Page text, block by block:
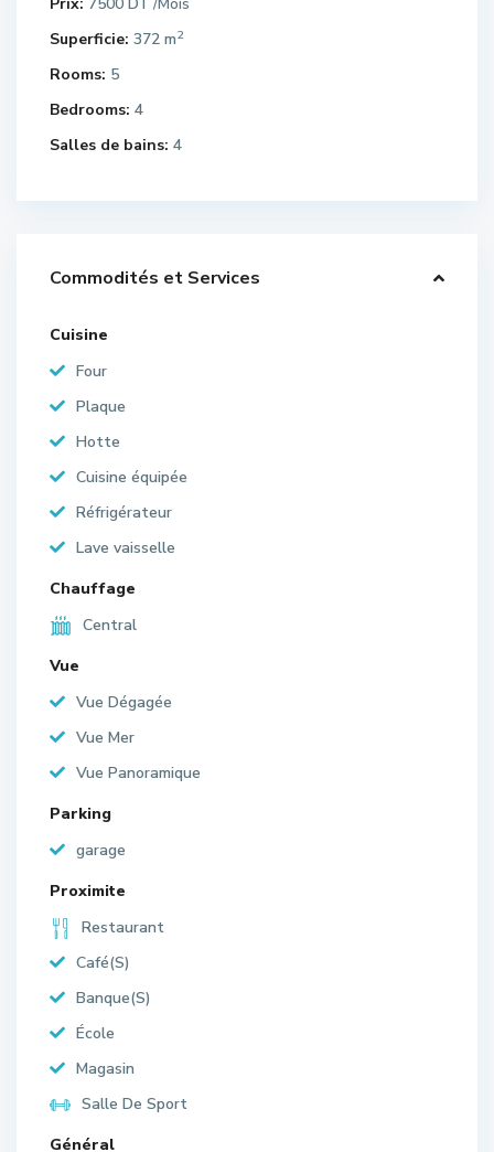
/Mois
Superficie: 372 m2
Rooms: 5
Bedrooms: 4
Salles de bains: 4
Commodités et Services
Cuisine
Four
Plaque
Hotte
Cuisine équipée
Réfrigérateur
Lave vaisselle
Chauffage
Central
Vue
Vue Dégagée
Vue Mer
Vue Panoramique
Parking
garage
Proximite
Restaurant
Café(S)
Banque(S)
École
Magasin
Salle De Sport
Général